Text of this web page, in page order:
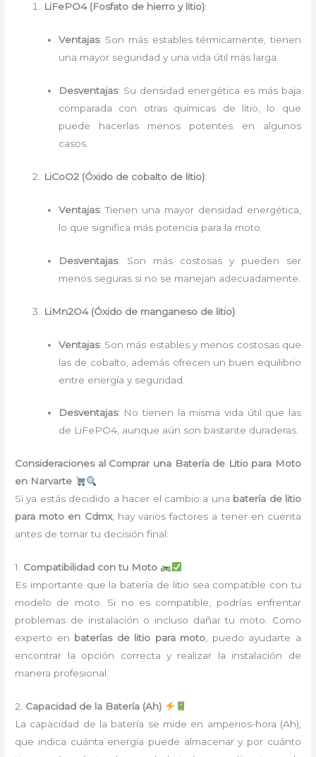
LiFePO4 (Fosfato de hierro y litio):
Ventajas: Son más estables térmicamente, tienen
una mayor seguridad y una vida útil más larga.
Desventajas: Su densidad energética es más baja
comparada con otras químicas de litio, lo que
puede hacerlas menos potentes en algunos
casos.
LiCoO2 (Óxido de cobalto de litio):
Ventajas: Tienen una mayor densidad energética,
lo que significa más potencia para la moto.
Desventajas: Son más costosas y pueden ser
menos seguras si no se manejan adecuadamente.
LiMn2O4 (Óxido de manganeso de litio):
Ventajas: Son más estables y menos costosas que
las de cobalto, además ofrecen un buen equilibrio
entre energía y seguridad.
Desventajas: No tienen la misma vida útil que las
de LiFePO4, aunque aún son bastante duraderas.
Consideraciones al Comprar una Batería de Litio para Moto
en Narvarte
Si ya estás decidido a hacer el cambio a una batería de litio
para moto en Cdmx, hay varios factores a tener en cuenta
antes de tomar tu decisión final:
1. Compatibilidad con tu Moto
Es importante que la batería de litio sea compatible con tu
modelo de moto. Si no es compatible, podrías enfrentar
problemas de instalación o incluso dañar tu moto. Como
experto en baterías de litio para moto , puedo ayudarte a
encontrar la opción correcta y realizar la instalación de
manera profesional.
2. Capacidad de la Batería (Ah)
La capacidad de la batería se mide en amperios-hora (Ah),
que indica cuánta energía puede almacenar y por cuánto